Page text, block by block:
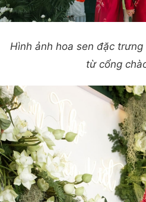
Hình ảnh hoa sen đặc
từ cổng